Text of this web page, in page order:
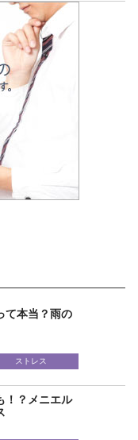
て本当？雨の
ストレス
！？メニエル